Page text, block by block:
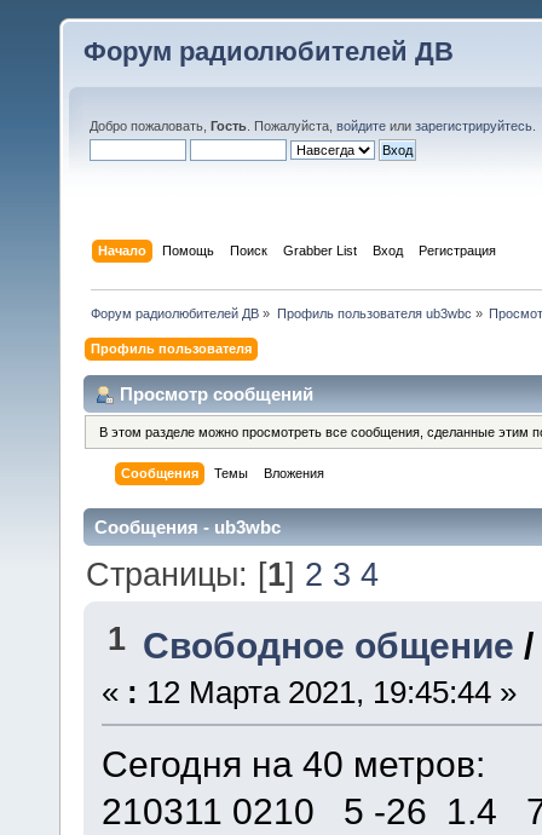
Форум радиолюбителей ДВ
Добро пожаловать, Гость . Пожалуйста, войдите или зарегистрируйтесь
Начало Помощь Поиск Grabber List Вход Регистрация
Форум радиолюбителей ДВ » Профиль пользователя ub3wbc »
Профиль пользователя
Просмотр сообщений
В этом разделе можно просмотреть все сообщения, сделанные этим
Сообщения Темы Вложения
Сообщения - ub3wbc
Страницы: [1] 2 3 4
1 Свободное общение
« : 12 Марта 2021, 19:45:44 »
Сегодня на 40 метров:
210311 0210 5 -26 1.4